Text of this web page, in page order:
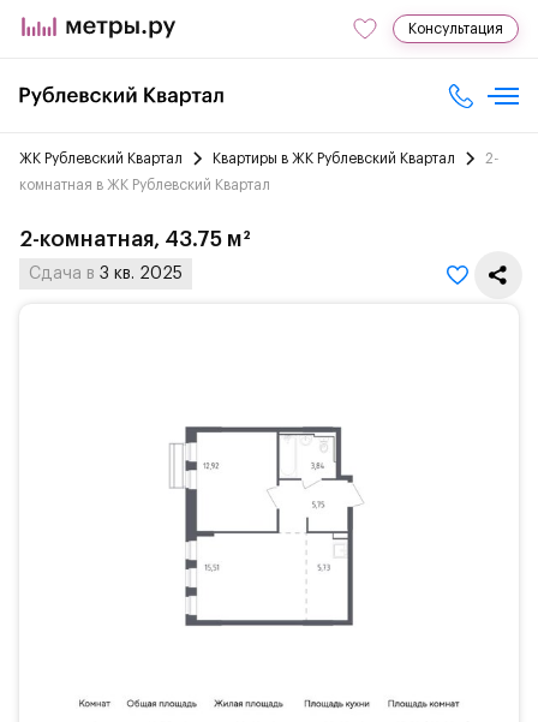
Консультация
ЖК Рублевский Квартал Квартиры в ЖК Рублевский Квартал
2-
комнатная в ЖК Рублевский Квартал
2-комнатная, 43.75 м²
Сдача в 3 кв. 2025